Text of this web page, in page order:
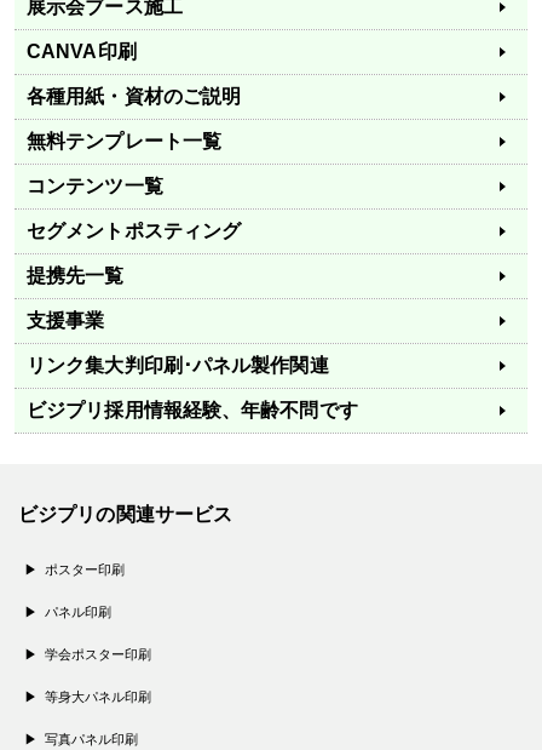
展示会ブース施工
CANVA印刷
各種用紙・資材のご説明
無料テンプレート一覧
コンテンツ一覧
セグメントポスティング
提携先一覧
支援事業
リンク集大判印刷･パネル製作関連
ビジプリ採用情報経験、年齢不問です
ビジプリの関連サービス
ポスター印刷
パネル印刷
学会ポスター印刷
等身大パネル印刷
写真パネル印刷